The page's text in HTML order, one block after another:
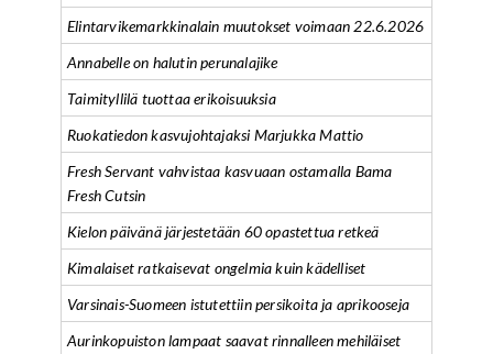
Elintarvikemarkkinalain muutokset voimaan 22.6.2026
Annabelle on halutin perunalajike
Taimityllilä tuottaa erikoisuuksia
Ruokatiedon kasvujohtajaksi Marjukka Mattio
Fresh Servant vahvistaa kasvuaan ostamalla Bama
Fresh Cutsin
Kielon päivänä järjestetään 60 opastettua retkeä
Kimalaiset ratkaisevat ongelmia kuin kädelliset
Varsinais-Suomeen istutettiin persikoita ja aprikooseja
Aurinkopuiston lampaat saavat rinnalleen mehiläiset